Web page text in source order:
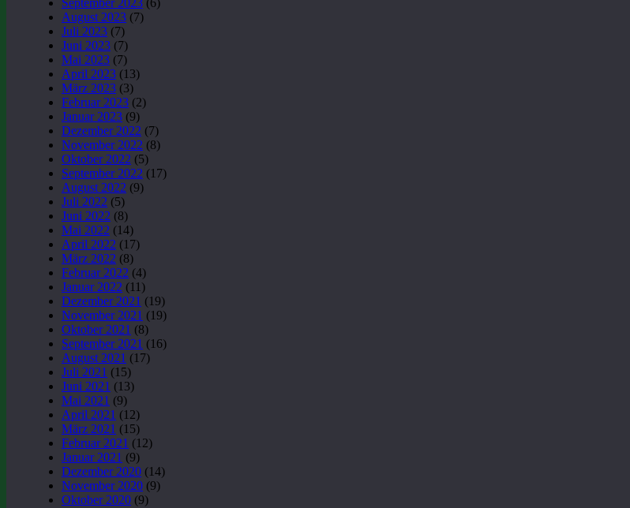
September 2023 (6)
August 2023 (7)
Juli 2023 (7)
Juni 2023 (7)
Mai 2023 (7)
April 2023 (13)
März 2023 (3)
Februar 2023 (2)
Januar 2023 (9)
Dezember 2022 (7)
November 2022 (8)
Oktober 2022 (5)
September 2022 (17)
August 2022 (9)
Juli 2022 (5)
Juni 2022 (8)
Mai 2022 (14)
April 2022 (17)
März 2022 (8)
Februar 2022 (4)
Januar 2022 (11)
Dezember 2021 (19)
November 2021 (19)
Oktober 2021 (8)
September 2021 (16)
August 2021 (17)
Juli 2021 (15)
Juni 2021 (13)
Mai 2021 (9)
April 2021 (12)
März 2021 (15)
Februar 2021 (12)
Januar 2021 (9)
Dezember 2020 (14)
November 2020 (9)
Oktober 2020 (9)